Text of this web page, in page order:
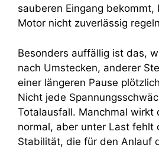
sauberen Eingang bekommt,
Motor nicht zuverlässig
Besonders auffällig ist das,
nach Umstecken, anderer
einer längeren Pause
Nicht jede
Totalausfall. Manchmal wirkt
normal, aber unter Last fehlt
Stabilität, die für den Anlauf